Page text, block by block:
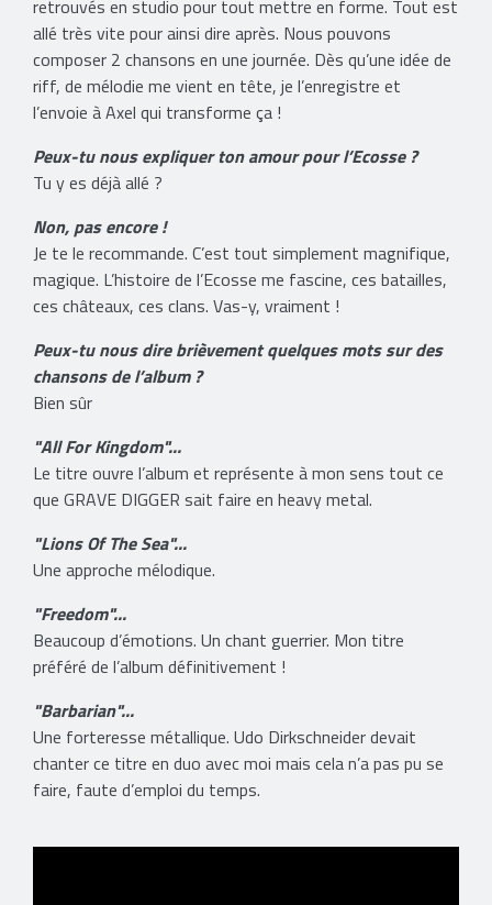
retrouvés en studio pour tout mettre en forme. Tout est
allé très vite pour ainsi dire après. Nous pouvons
composer 2 chansons en une journée. Dès qu’une idée de
riff, de mélodie me vient en tête, je l’enregistre et
l’envoie à Axel qui transforme ça !
Peux-tu nous expliquer ton amour pour l’Ecosse ?
Tu y es déjà allé ?
Non, pas encore !
Je te le recommande. C’est tout simplement magnifique,
magique. L’histoire de l’Ecosse me fascine, ces batailles,
ces châteaux, ces clans. Vas-y, vraiment !
Peux-tu nous dire brièvement quelques mots sur des
chansons de l’album ?
Bien sûr
"All For Kingdom"...
Le titre ouvre l’album et représente à mon sens tout ce
que GRAVE DIGGER sait faire en heavy metal.
"Lions Of The Sea"...
Une approche mélodique.
"Freedom"...
Beaucoup d’émotions. Un chant guerrier. Mon titre
préféré de l’album définitivement !
"Barbarian"...
Une forteresse métallique. Udo Dirkschneider devait
chanter ce titre en duo avec moi mais cela n’a pas pu se
faire, faute d’emploi du temps.